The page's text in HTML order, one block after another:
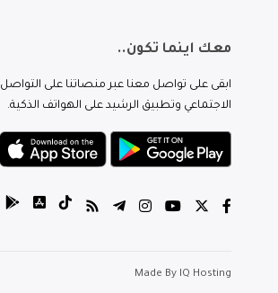
معك اينما تكون..
ابقى على تواصل معنا عبر منصاتنا على التواصل
الاجتماعي وتطبيق الرشيد على الهواتف الذكية.
Made By IQ Hosting